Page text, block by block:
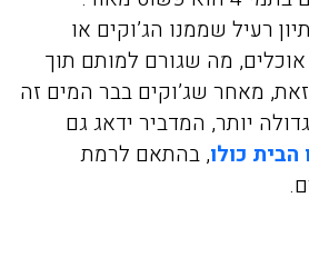
רעיל שממנו הג’וקים או
מה שגורם למותם תוך
מאחר שג’וקים בבר המים זה
יותר, המדביר ידאג גם
כולו, בהתאם לרמת